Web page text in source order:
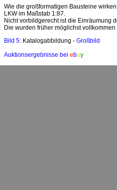
Wie die großformatigen Bausteine
LKW im Maßstab 1:87.
Nicht vorbildgerecht ist die Einräumung
Die wurden früher möglichst
Bild 5: Katalogabbildung - Großbild
Auktionsergebnisse bei ebay